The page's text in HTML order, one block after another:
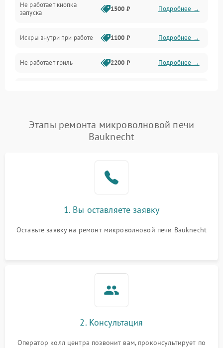
Нагрев и приготовление
Программное обеспечение
Не работает кнопка
запуска
1500 ₽ Подробнее →
Искры внутри при работе 1100 ₽ Подробнее →
Не работает гриль 2200 ₽ Подробнее →
Появление запаха гари Подробнее →
2400 ₽ Подробнее →
Не горит подсветка 2000 ₽
Этапы ремонта микроволновой печи
Bauknecht
1. Вы оставляете заявку
Оставьте заявку на ремонт микроволновой печи Bauknecht
2. Консультация
Оператор колл центра позвонит вам, проконсультирует по